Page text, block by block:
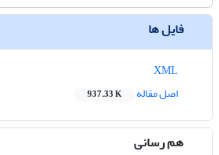
فایل ها
اصل مقاله
937.33 K
هم رسانی